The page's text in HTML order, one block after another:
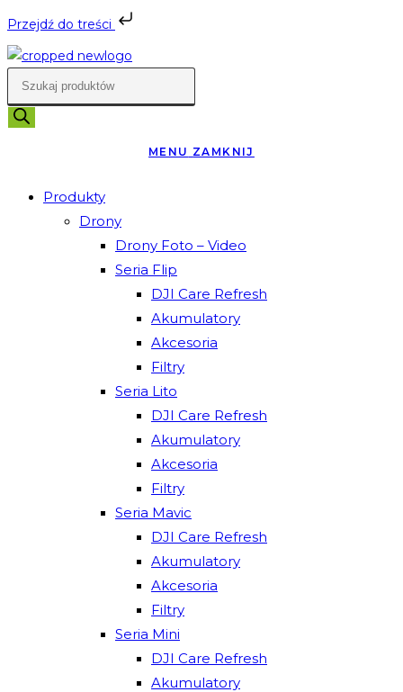
Przejdź do treści
Skip
to
content
Wyszukiwarka
produktów
MENU ZAMKNIJ
Produkty
Drony
Drony Foto – Video
Seria Flip
DJI Care Refresh
Akumulatory
Akcesoria
Filtry
Seria Lito
DJI Care Refresh
Akumulatory
Akcesoria
Filtry
Seria Mavic
DJI Care Refresh
Akumulatory
Akcesoria
Filtry
Seria Mini
DJI Care Refresh
Akumulatory